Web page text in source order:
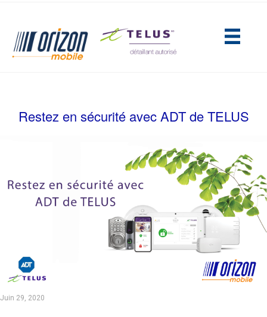
(opens in new tab)
Restez en sécurité avec ADT de TELUS
Juin 29, 2020